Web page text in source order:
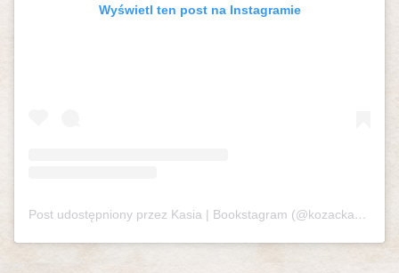
Wyświetl ten post na Instagramie
Post udostępniony przez Kasia | Bookstagram (@kozackaczytelnia)